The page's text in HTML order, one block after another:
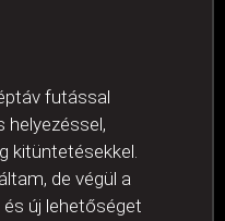
futással
kitüntetésekkel.
de végül a
új lehetőséget